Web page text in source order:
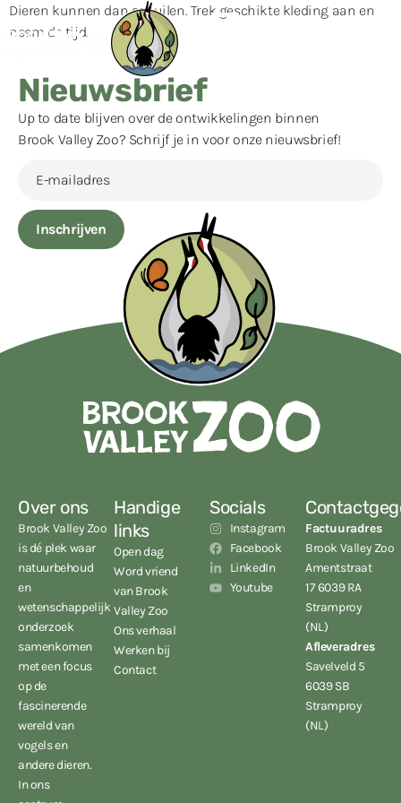
Dieren kunnen dan schuilen. Trek geschikte kleding aan en
neem de tijd.
Nieuwsbrief
Up to date blijven over de ontwikkelingen binnen
Brook Valley Zoo? Schrijf je in voor onze nieuwsbrief!
Inschrijven
Over ons
Brook Valley Zoo
is dé plek waar
natuurbehoud
en
wetenschappelijk
onderzoek
samenkomen
met een focus
op de
fascinerende
wereld van
vogels en
andere dieren.
In ons
Handige
links
Open dag
Word vriend
van Brook
Valley Zoo
Ons verhaal
Werken bij
Contact
Socials
Instagram
Facebook
LinkedIn
Youtube
Factuuradres
Brook Valley Zoo
Amentstraat
17 6039 RA
Stramproy
(NL)
Afleveradres
Savelveld 5
6039 SB
Stramproy
(NL)